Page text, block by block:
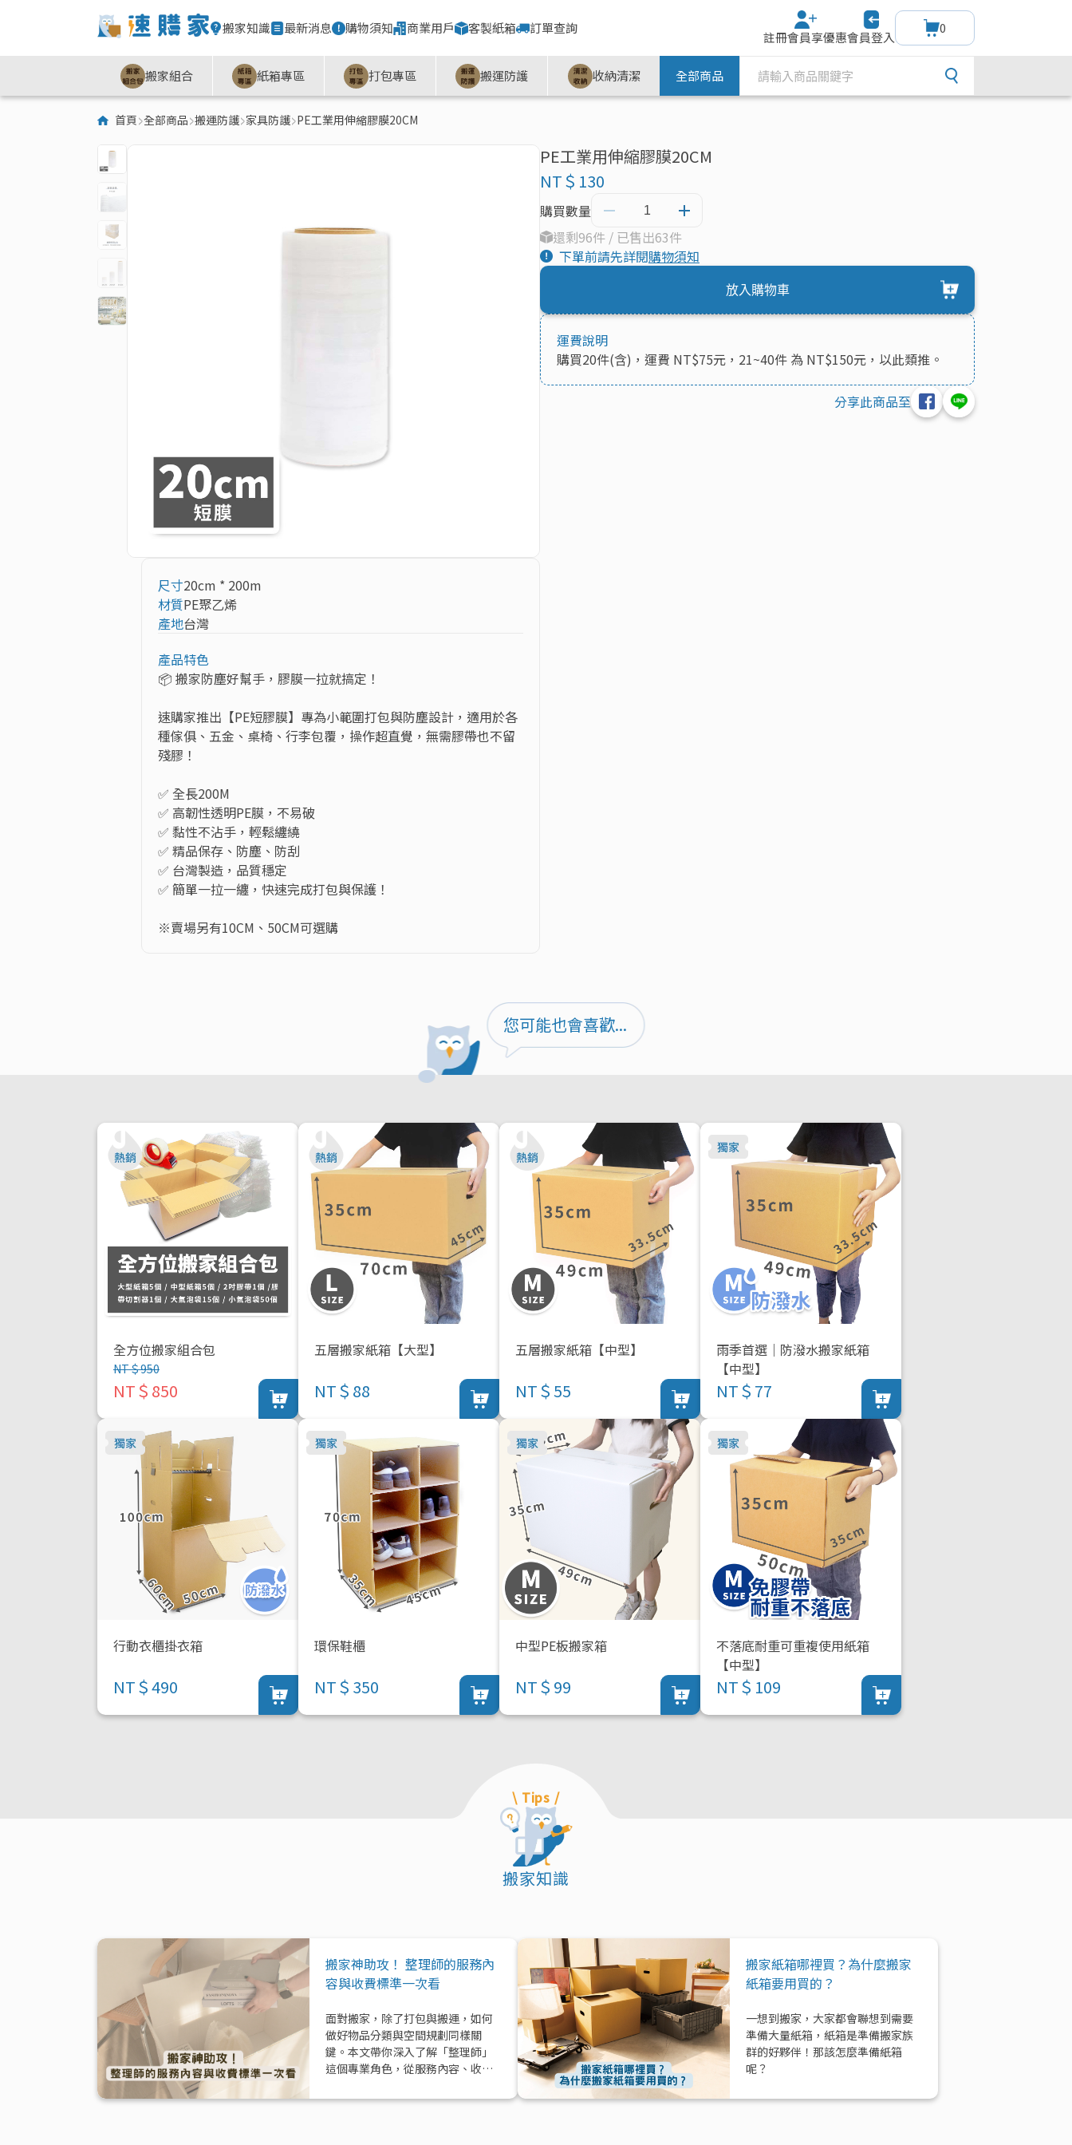
搬家知識 最新消息 購物須知 商業用戶 客製紙箱 訂單查詢
註冊會員享優惠會員登入
0
搬家組合 紙箱專區 打包專區 搬運防護 收納清潔 全部商品
首頁 全部商品 搬運防護 家具防護 PE工業用伸縮膠膜20CM
尺寸20cm * 200m
材質PE聚乙烯
產地台灣
產品特色
📦 搬家防塵好幫手，膠膜一拉就搞定！
速購家推出【PE短膠膜】專為小範圍打包與防塵設計，適用於各
種傢俱、五金、桌椅、行李包覆，操作超直覺，無需膠帶也不留
殘膠！
✅ 全長200M
✅ 高韌性透明PE膜，不易破
✅ 黏性不沾手，輕鬆纏繞
✅ 精品保存、防塵、防刮
✅ 台灣製造，品質穩定
✅ 簡單一拉一纏，快速完成打包與保護！
※賣場另有10CM、50CM可選購
PE工業用伸縮膠膜20CM
NT＄130
購買數量
還剩96件 / 已售出63件
下單前請先詳閱購物須知
放入購物車
運費說明
購買20件(含)，運費 NT$75元，21~40件 為 NT$150元，以此類推。
分享此商品至
您可能也會喜歡...
全方位搬家組合包
NT＄950
NT＄850
五層搬家紙箱【大型】
NT＄88
五層搬家紙箱【中型】
NT＄55
雨季首選｜防潑水搬家紙箱
【中型】
NT＄77
行動衣櫃掛衣箱
NT＄490
環保鞋櫃
NT＄350
中型PE板搬家箱
NT＄99
不落底耐重可重複使用紙箱
【中型】
NT＄109
\ Tips /
搬家知識
搬家神助攻！ 整理師的服務內
容與收費標準一次看
面對搬家，除了打包與搬運，如何
做好物品分類與空間規劃同樣關
鍵。本文帶你深入了解「整理師」
這個專業角色，從服務內容、收費
與加值效益，一次解析！
搬家紙箱哪裡買？為什麼搬家
紙箱要用買的？
一想到搬家，大家都會聯想到需要
準備大量紙箱，紙箱是準備搬家族
群的好夥伴！那該怎麼準備紙箱
呢？